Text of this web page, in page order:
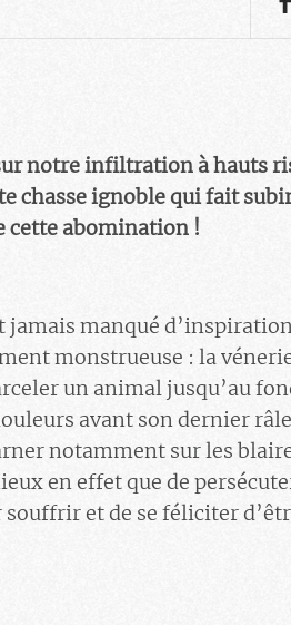
notre infiltration à hauts
chasse ignoble qui fait
cette abomination !
jamais manqué
monstrueuse : la
un animal jusqu’au
avant son dernier
notamment sur les
en effet que de
et de se féliciter